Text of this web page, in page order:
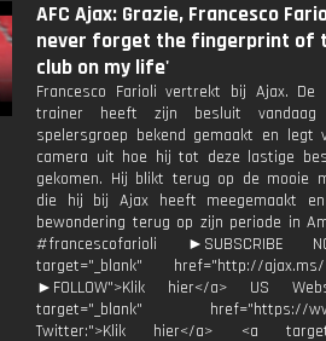
AFC Ajax: Grazie, Francesco
never forget the fingerprint of
club on my life'
Francesco Farioli vertrekt bij Ajax. De
trainer heeft zijn besluit
spelersgroep bekend gemaakt en legt
camera uit hoe hij tot deze lastige
gekomen. Hij blikt terug op de mooie
die hij bij Ajax heeft meegemaakt
bewondering terug op zijn periode in
#francescofarioli ►SUBSCRIBE
target="_blank" href="http://ajax.ms/
►FOLLOW">Klik hier</a> US
target="_blank" href="https://
Twitter:">Klik hier</a> <a